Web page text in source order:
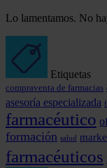
Lo lamentamos. No
Etiquetas
compraventa de farmacias
asesoría especializada
farmacéutico
formación salud
farmacéuticos